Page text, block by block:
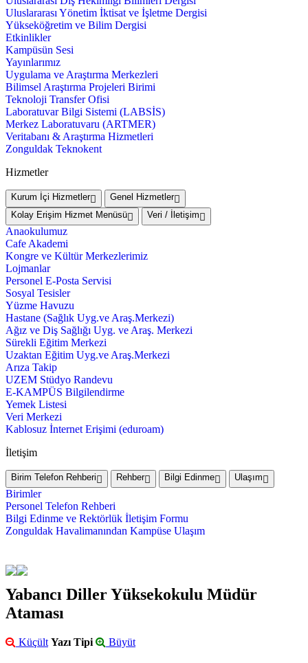
Uluslararası Yönetim İktisat ve İşletme Dergisi
Yükseköğretim ve Bilim Dergisi
Etkinlikler
Kampüsün Sesi
Yayınlarımız
Uygulama ve Araştırma Merkezleri
Bilimsel Araştırma Projeleri Birimi
Teknoloji Transfer Ofisi
Laboratuvar Bilgi Sistemi (LABSİS)
Merkez Laboratuvaru (ARTMER)
Veritabanı & Araştırma Hizmetleri
Zonguldak Teknokent
Hizmetler
Kurum İçi Hizmetler
Genel Hizmetler
Kolay Erişim Hizmet Menüsü
Veri / İletişim
Anaokulumuz
Cafe Akademi
Kongre ve Kültür Merkezlerimiz
Lojmanlar
Personel E-Posta Servisi
Sosyal Tesisler
Yüzme Havuzu
Hastane (Sağlık Uyg.ve Araş.Merkezi)
Ağız ve Diş Sağlığı Uyg. ve Araş. Merkezi
Sürekli Eğitim Merkezi
Uzaktan Eğitim Uyg.ve Araş.Merkezi
Arıza Takip
UZEM Stüdyo Randevu
E-KAMPÜS Bilgilendirme
Yemek Listesi
Veri Merkezi
Kablosuz İnternet Erişimi (eduroam)
İletişim
Birim Telefon Rehberi Rehber Bilgi Edinme Ulaşım
Birimler
Personel Telefon Rehberi
Bilgi Edinme ve Rektörlük İletişim Formu
Zonguldak Havalimanından Kampüse Ulaşım
Yabancı Diller Yüksekokulu Müdür
Ataması
Küçült Yazı Tipi Büyüt